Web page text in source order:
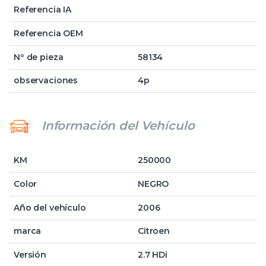
Referencia IA
Referencia OEM
Nº de pieza 58134
observaciones 4p
Información del Vehículo
KM 250000
Color NEGRO
Año del vehículo 2006
marca Citroen
Versión 2.7 HDi